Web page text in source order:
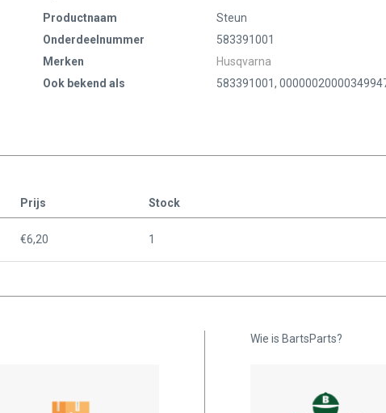
Productnaam
Steun
Onderdeelnummer
583391001
Merken
Husqvarna
Ook bekend als
583391001,
Prijs Stock
€6,20 1
Wie is BartsParts?